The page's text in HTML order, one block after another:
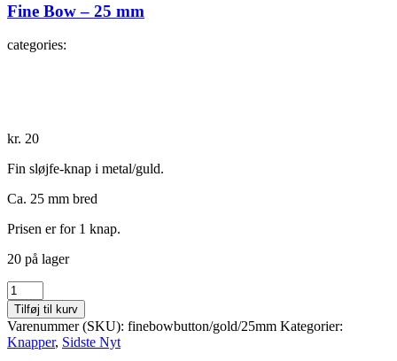
Fine Bow – 25 mm
categories:
kr. 20
Fin sløjfe-knap i metal/guld.
Ca. 25 mm bred
Prisen er for 1 knap.
20 på lager
Fine
Bow
-
25
mm
Tilføj til kurv
Varenummer (SKU): finebowbutton/gold/25mm Kategorier:
Knapper, Sidste Nyt